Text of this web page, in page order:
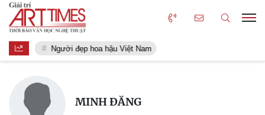
Người đẹp hoa hậu Việt Nam
MINH ĐĂNG